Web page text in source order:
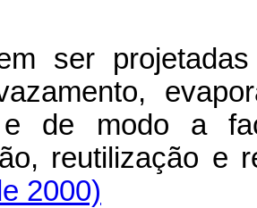
ser
e de modo a
reutilização e
2000)